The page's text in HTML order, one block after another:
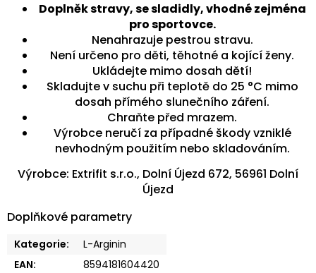
Doplněk stravy, se sladidly, vhodné zejména
pro sportovce.
Nenahrazuje pestrou stravu.
Není určeno pro děti, těhotné a kojící ženy.
Ukládejte mimo dosah dětí!
Skladujte v suchu při teplotě do 25 °C mimo
dosah přímého slunečního záření.
Chraňte před mrazem.
Výrobce neručí za případné škody vzniklé
nevhodným použitím nebo skladováním.
Výrobce: Extrifit s.r.o., Dolní Újezd 672, 56961 Dolní
Újezd
Doplňkové parametry
Kategorie:
L-Arginin
EAN:
8594181604420